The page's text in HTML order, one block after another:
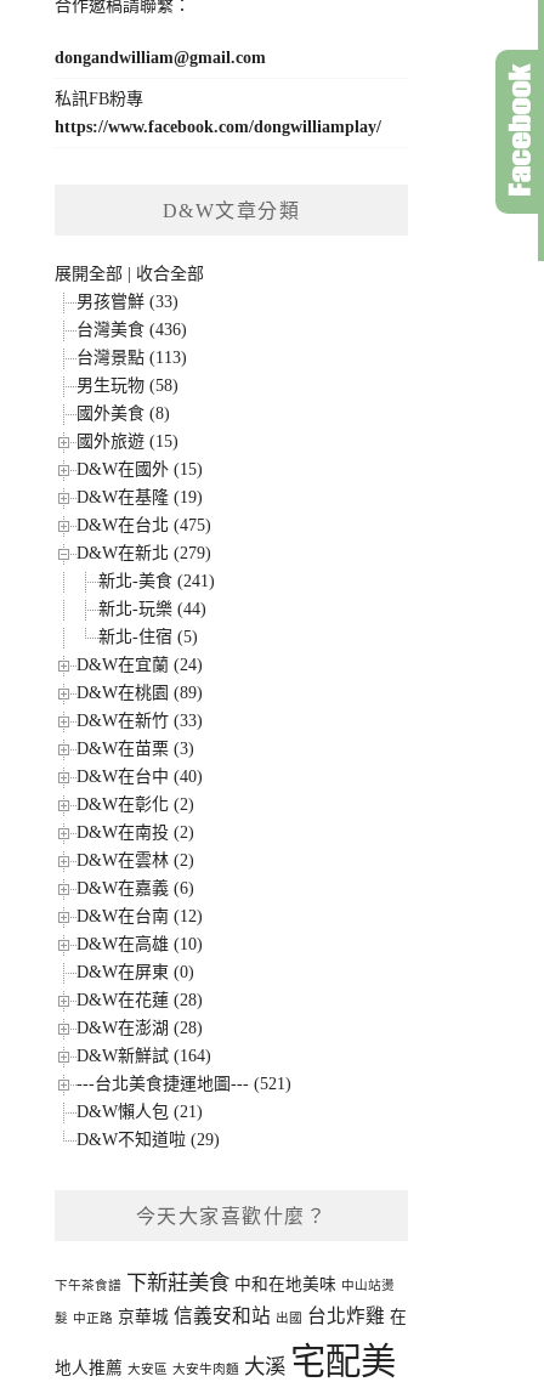
合作邀稿請聯繫：
dongandwilliam@gmail.com
私訊FB粉專
https://www.facebook.com/dongwilliamplay/
D&W文章分類
展開全部
收合全部
男孩嘗鮮 (33)
台灣美食 (436)
台灣景點 (113)
男生玩物 (58)
國外美食 (8)
國外旅遊 (15)
D&W在國外 (15)
D&W在基隆 (19)
D&W在台北 (475)
D&W在新北 (279)
新北-美食 (241)
新北-玩樂 (44)
新北-住宿 (5)
D&W在宜蘭 (24)
D&W在桃園 (89)
D&W在新竹 (33)
D&W在苗栗 (3)
D&W在台中 (40)
D&W在彰化 (2)
D&W在南投 (2)
D&W在雲林 (2)
D&W在嘉義 (6)
D&W在台南 (12)
D&W在高雄 (10)
D&W在屏東 (0)
D&W在花蓮 (28)
D&W在澎湖 (28)
D&W新鮮試 (164)
---台北美食捷運地圖--- (521)
D&W懶人包 (21)
D&W不知道啦 (29)
今天大家喜歡什麼？
下午茶食譜 下新莊美食 中和在地美味 中山站燙
髮 中正路 京華城 信義安和站 出國 台北炸雞 在
地人推薦 大安區 大安牛肉麵 大溪 宅配美